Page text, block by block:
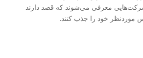
معرفی می‌شوند که قصد دارند
موردنظر خود را جذب کنند.